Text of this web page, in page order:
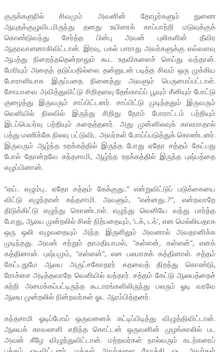
குருக்களுரில் சிவமும் அவனின் தோழர்களும் துணை
ஆயுதக்குழுவிடமிருந்து தனது உயிரைக் காப்பாற்றி மடுவுக்குக்
கொண்டுவந்து சேர்த்த பின்பு அவன் புலிகளின் தீவிர
ஆதரவாளனாகிவிட்டான். இரவு, பகல் பாராது அவர்களுக்கு எவ்வளவு
ஆபத்து நிறைந்ததென்றாலும் கூட உதவிகளைச் செய்து வந்தான்.
மேரியும் அதைத் தடுப்பதில்லை. தன்னுடன் படித்த சிவம் ஒரு முக்கிய
போராளியாக இருப்பதை நினைத்து அவளும் பெருமைப்பட்டாள்.
சோயாவை அவித்துவிட்டு சிறிதளவு தேங்காய்ப் பூவும் சீனியும் போட்டு
குழைத்து இருவரும் சாப்பிட்டனர். சாப்பிட்டு முடிந்ததும் இருவரும்
வெளியில் நிலவில் இருந்து சிறிது நேரம் போராட்டம் பற்றியும்
இடப்பெயர்வு பற்றியும் கதைத்தனர். அது முன்னிலவுக் காலமாதால்
பத்து மணிக்கே நிலவு பட்டுவிட அவர்கள் போய்ப்படுத்துக் கொண்டனர்.
இருவரும் ஆழ்ந்த உறக்கத்தில் இருந்த போது ஏதோ சத்தம் கேட்பது
போல் தோன்றவே கந்தசாமி, ஆழ்ந்த உறக்கத்தில் இருந்த புஷ்பத்தை
எழுப்பினான்.
“ஏய்.. எழும்பு.. ஏதோ சத்தம் கேக்குது..” என்றுவிட்டுப் படுக்கையை
விட்டு எழுந்தான் கந்தசாமி. அவளும், “என்னது..?”, என்றவாறே
திடுக்கிட்டு எழுந்து கொண்டாள். எழுந்து வெளியே வந்து பார்த்த
போது, ஆலய முன்றலில் சிலர் நிற்பதையும், ‘டக், டக்’, என மெல்லியதாக
ஒரு ஒலி எழுவதையும் அந்த இருளிலும் அவனால் அவதானிக்க
முடிந்தது. அவன் சற்றும் தாமதியாமல், “கள்ளன், கள்ளன்”, எனக்
கத்தினான். புஷ்பமும், “கள்ளன்”, என பலமாகக் கத்தினாள். சத்தம்
கேட்டதுமே ஆலய அருட்சகோதரர் கதவைத் திறந்து கொண்டு,
ரோச்சை அடித்தவாறே வெளியில் வந்தார். சத்தம் கேட்டு ஆலயத்தைச்
சுற்றி அமைக்கப்பட்டிருந்த கூடாரங்களிலிருந்து பலரும் ஓடி வரவே
ஆலய முன்றலில் நின்றவர்கள் ஓட ஆரம்பித்தனர்.
கந்தசாமி ஓடிப்போய் ஒருவனைக் கட்டிப்பிடித்து விழுத்திவிட்டான்.
ஆலயக் காவலாளி எறிந்த கொட்டன் ஒருவனின் முழங்காலில் பட
அவன் கீழே விழுந்துவிட்டான். மற்றவர்கள் நால்வரும் கடற்கரைப்